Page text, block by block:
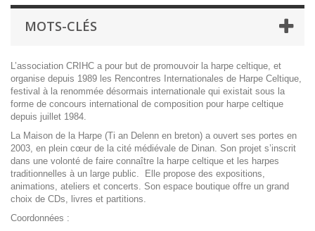
MOTS-CLÉS
L’association CRIHC a pour but de promouvoir la harpe celtique, et
organise depuis 1989 les Rencontres Internationales de Harpe Celtique,
festival à la renommée désormais internationale qui existait sous la
forme de concours international de composition pour harpe celtique
depuis juillet 1984.
La Maison de la Harpe (Ti an Delenn en breton) a ouvert ses portes en
2003, en plein cœur de la cité médiévale de Dinan. Son projet s’inscrit
dans une volonté de faire connaître la harpe celtique et les harpes
traditionnelles à un large public. Elle propose des expositions,
animations, ateliers et concerts. Son espace boutique offre un grand
choix de CDs, livres et partitions.
Coordonnées :